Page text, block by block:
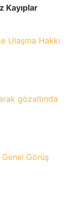
Kayıplar
Ulaşma Hakkı
gözaltında
Genel Görüş